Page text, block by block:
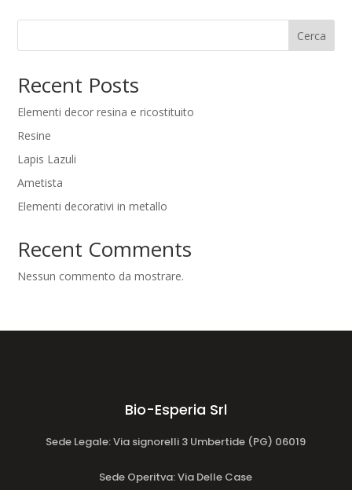
Cerca
Recent Posts
Elementi decor resina e ricostituito
Resine
Lapis Lazuli
Ametista
Elementi decorativi in metallo
Recent Comments
Nessun commento da mostrare.
Bio-Esperia Srl
Sede Legale: Via signorelli 3 Umbertide (PG) 06019
Sede Operitva: Via Delle Case